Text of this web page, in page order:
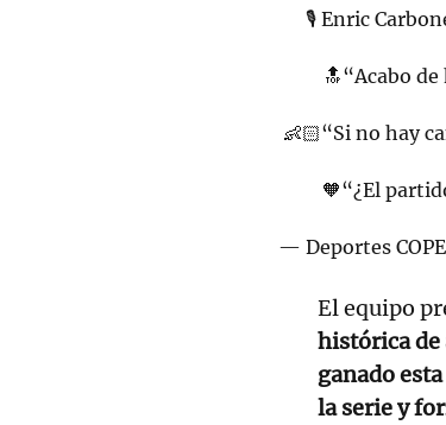
🎙️ Enric
🔝“Acabo
👶🏻“Si no hay
🧡“¿El
— Deportes
El equipo
histórica de
ganado
la serie y